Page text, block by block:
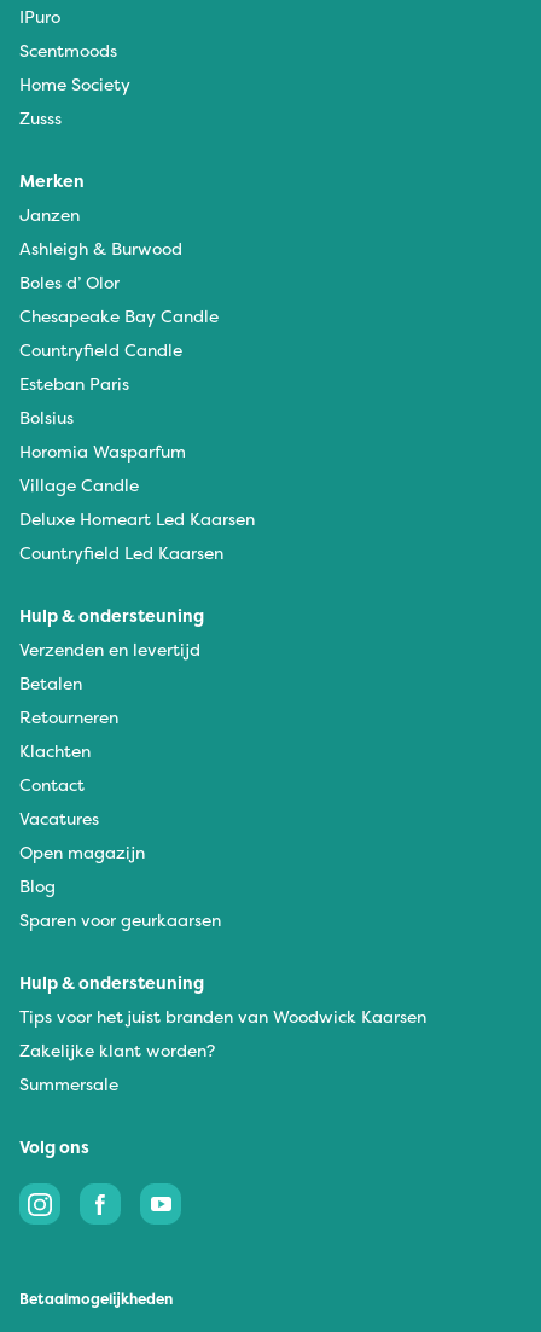
IPuro
Scentmoods
Home Society
Zusss
Merken
Janzen
Ashleigh & Burwood
Boles d’ Olor
Chesapeake Bay Candle
Countryfield Candle
Esteban Paris
Bolsius
Horomia Wasparfum
Village Candle
Deluxe Homeart Led Kaarsen
Countryfield Led Kaarsen
Hulp & ondersteuning
Verzenden en levertijd
Betalen
Retourneren
Klachten
Contact
Vacatures
Open magazijn
Blog
Sparen voor geurkaarsen
Hulp & ondersteuning
Tips voor het juist branden van Woodwick Kaarsen
Zakelijke klant worden?
Summersale
Volg ons
Betaalmogelijkheden